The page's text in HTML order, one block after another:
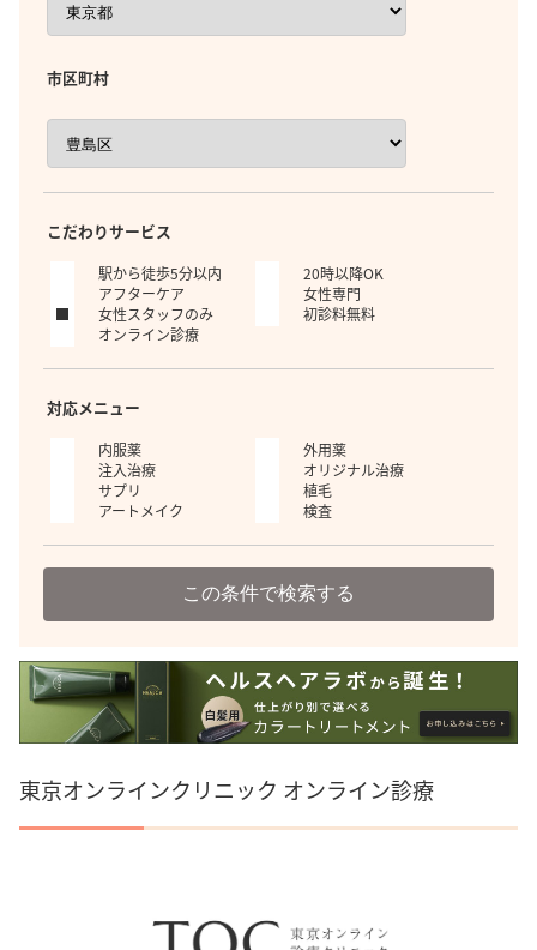
市区町村
こだわりサービス
駅から徒歩5分以内
20時以降OK
アフターケア
女性専門
女性スタッフのみ
初診料無料
オンライン診療
対応メニュー
内服薬
外用薬
注入治療
オリジナル治療
サプリ
植毛
アートメイク
検査
この条件で検索する
東京オンラインクリニック オンライン診療